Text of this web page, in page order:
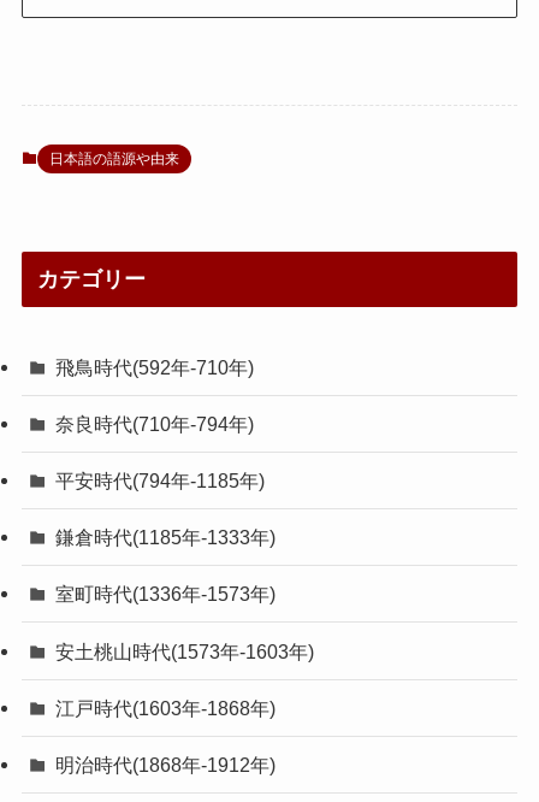
日本語の語源や由来
カテゴリー
飛鳥時代(592年-710年)
奈良時代(710年-794年)
平安時代(794年-1185年)
鎌倉時代(1185年-1333年)
室町時代(1336年-1573年)
安土桃山時代(1573年-1603年)
江戸時代(1603年-1868年)
明治時代(1868年-1912年)